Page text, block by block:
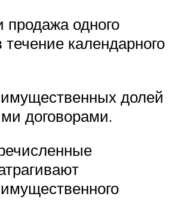
продажа одного
течение календарного
долей
договорами.